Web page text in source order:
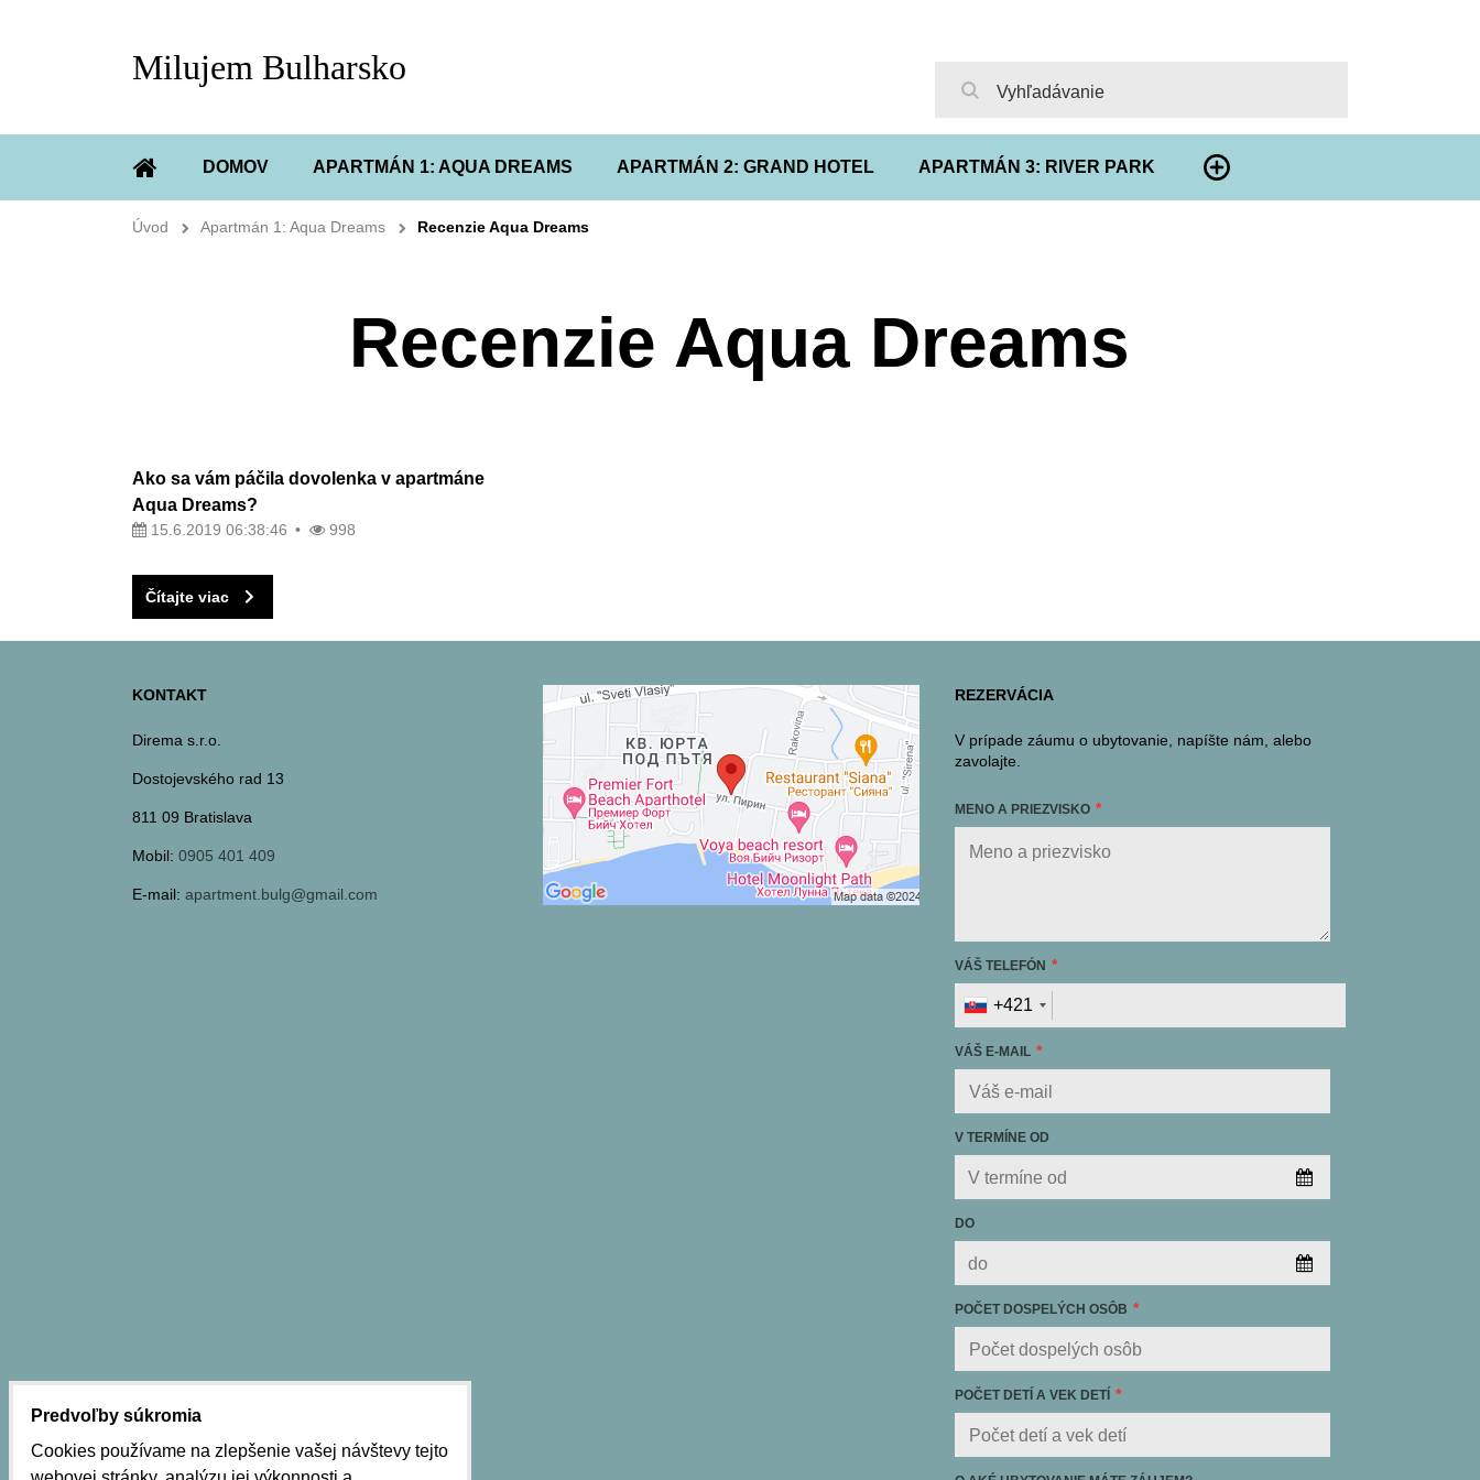
Milujem Bulharsko
ÚVOD
DOMOV APARTMÁN 1: AQUA DREAMS APARTMÁN 2: GRAND HOTEL APARTMÁN 3: RIVER PARK
Úvod Apartmán 1: Aqua Dreams Recenzie Aqua Dreams
Recenzie Aqua Dreams
Ako sa vám páčila dovolenka v apartmáne
Aqua Dreams?
15.6.2019 06:38:46 998
Čítajte viac
KONTAKT
Direma s.r.o.
Dostojevského rad 13
811 09 Bratislava
Mobil: 0905 401 409
E-mail: apartment.bulg@gmail.com
REZERVÁCIA
V prípade záumu o ubytovanie, napíšte nám, alebo
zavolajte.
MENO A PRIEZVISKO
VÁŠ TELEFÓN
+421
VÁŠ E-MAIL
V TERMÍNE OD
DO
POČET DOSPELÝCH OSÔB
POČET DETÍ A VEK DETÍ
Predvoľby súkromia
Cookies používame na zlepšenie vašej návštevy tejto